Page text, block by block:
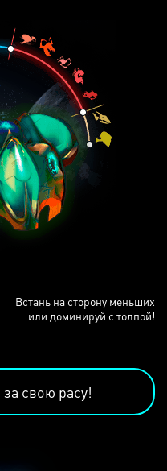
Встань на сторону меньших
или доминируй с толпой!
за свою расу!